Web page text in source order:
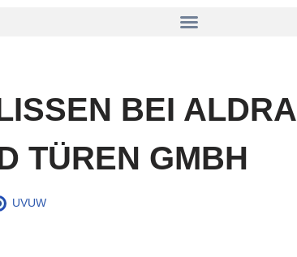
BEI ALDRA
TÜREN GMBH
UVUW